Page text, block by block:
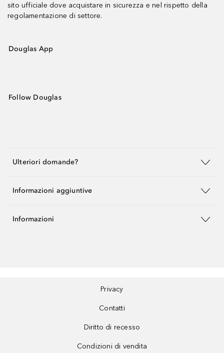
sito ufficiale dove acquistare in sicurezza e nel rispetto della
regolamentazione di settore.
Douglas App
Follow Douglas
Ulteriori domande?
Informazioni aggiuntive
Informazioni
Privacy
Contatti
Diritto di recesso
Condizioni di vendita